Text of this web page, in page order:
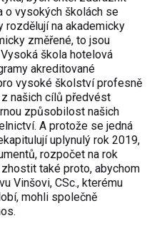
o vysokých školách se
na akademicky
změřené, to jsou
škola hotelová
akreditované
vysoké školství profesně
našich cílů předvést
způsobilost našich
A protože se jedná
uplynulý rok 2019,
rozpočet na rok
také proto, abychom
Vinšovi, CSc., kterému
mohli společně